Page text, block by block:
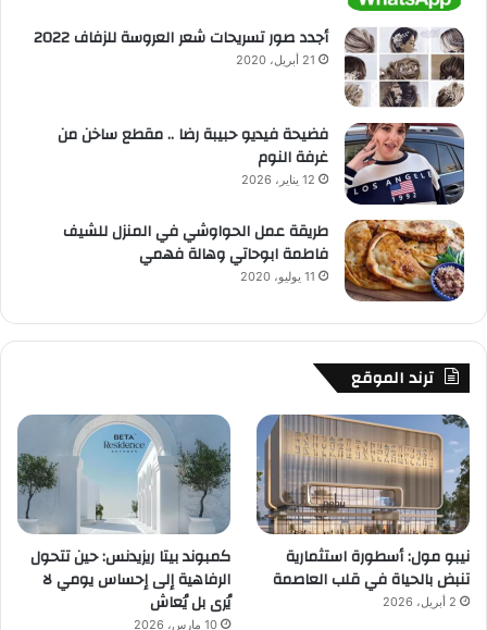
أجدد صور تسريحات شعر العروسة للزفاف 2022
21 أبريل، 2020
فضيحة فيديو حبيبة رضا .. مقطع ساخن من
غرفة النوم
12 يناير، 2026
طريقة عمل الحواوشي في المنزل للشيف
فاطمة ابوحاتي وهالة فهمي
11 يوليو، 2020
ترند الموقع
نيبو مول: أسطورة استثمارية
تنبض بالحياة في قلب العاصمة
2 أبريل، 2026
كمبوند بيتا ريزيدنس: حين تتحول
الرفاهية إلى إحساس يومي لا
يُرى بل يُعاش
10 مارس، 2026